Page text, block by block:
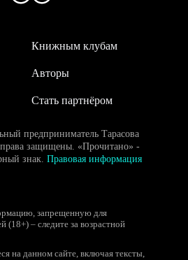
Авторы
Книжным клубам
Стать партнёром
предприниматель Тарасова
права защищены. «Прочитано» -
знак. Правовая информация
запрещенную для
(18+) – следите за возрастной
на данном сайте, включая тексты,